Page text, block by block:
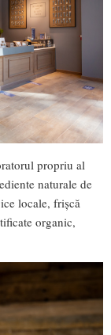
propriu al
naturale de
locale, frișcă
organic,